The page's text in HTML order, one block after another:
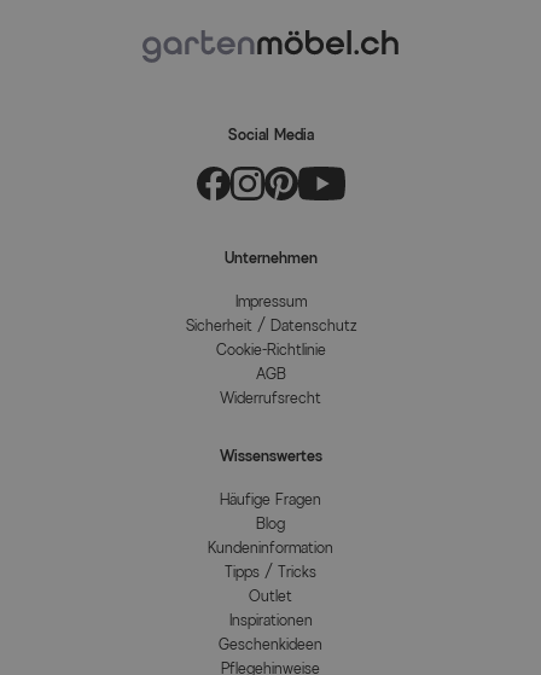
Social Media
Unternehmen
Impressum
Sicherheit / Datenschutz
Cookie-Richtlinie
AGB
Widerrufsrecht
Wissenswertes
Häufige Fragen
Blog
Kundeninformation
Tipps / Tricks
Outlet
Inspirationen
Geschenkideen
Pflegehinweise